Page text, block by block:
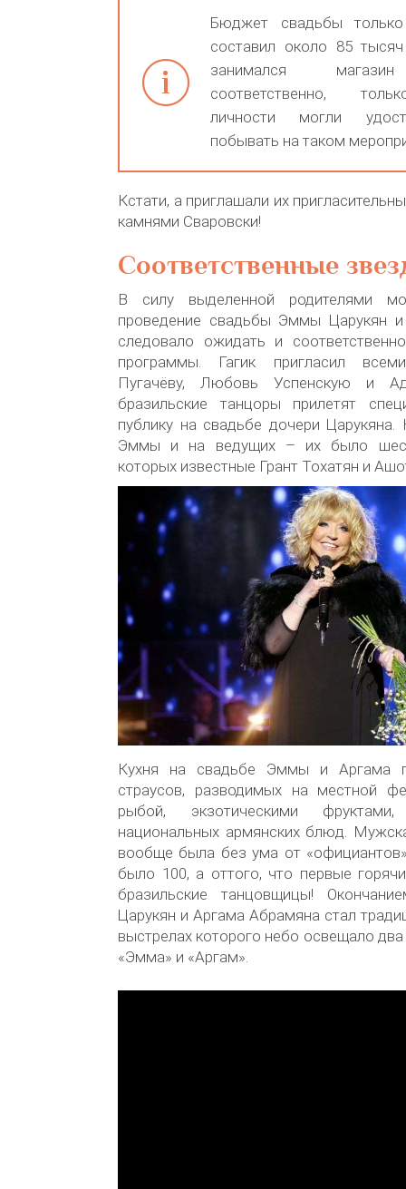
Бюджет свадьбы
составил около 85
занимался
соответственно,
личности могли
побывать на таком
Кстати, а приглашали их
камнями Сваровски!
Соответственные
В силу выделенной родителями
проведение свадьбы Эммы Царукян
следовало ожидать и
программы. Гагик пригласил
Пугачёву, Любовь Успенскую и
бразильские танцоры прилетят
публику на свадьбе дочери
Эммы и на ведущих – их было
которых известные Грант Тохатян и
Кухня на свадьбе Эммы и Аргама
страусов, разводимых на местной
рыбой, экзотическими
национальных армянских блюд.
вообще была без ума от
было 100, а оттого, что первые
бразильские танцовщицы!
Царукян и Аргама Абрамяна стал
выстрелах которого небо освещало
«Эмма» и «Аргам».